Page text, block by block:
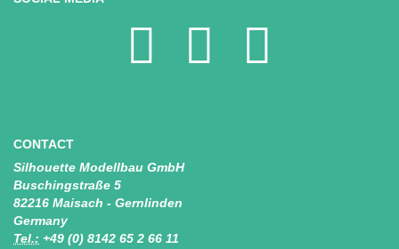
CONTACT
Silhouette Modellbau GmbH
Buschingstraße 5
82216 Maisach - Gernlinden
Germany
Tel.: +49 (0) 8142 65 2 66 11